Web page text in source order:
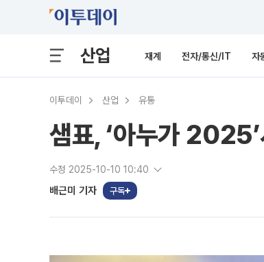
산업 재계 전자/통신/IT 자
이투데이 산업 유통
샘표, ‘아누가
수정 2025-10-10 10:40
배근미 기자 구독